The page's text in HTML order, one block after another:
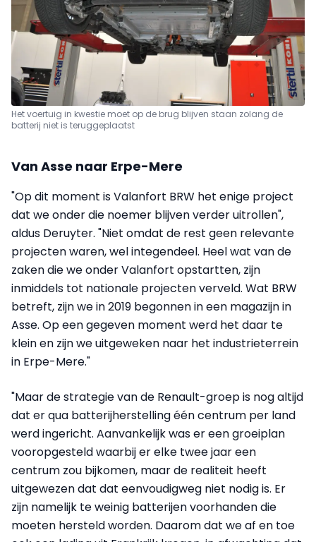
Het voertuig in kwestie moet op de brug blijven staan zolang de
batterij niet is teruggeplaatst
Van Asse naar Erpe-Mere
"Op dit moment is Valanfort BRW het enige project
dat we onder die noemer blijven verder uitrollen",
aldus Deruyter. "Niet omdat de rest geen relevante
projecten waren, wel integendeel. Heel wat van de
zaken die we onder Valanfort opstartten, zijn
inmiddels tot nationale projecten verveld. Wat BRW
betreft, zijn we in 2019 begonnen in een magazijn in
Asse. Op een gegeven moment werd het daar te
klein en zijn we uitgeweken naar het industrieterrein
in Erpe-Mere."
"Maar de strategie van de Renault-groep is nog altijd
dat er qua batterijherstelling één centrum per land
werd ingericht. Aanvankelijk was er een groeiplan
vooropgesteld waarbij er elke twee jaar een
centrum zou bijkomen, maar de realiteit heeft
uitgewezen dat dat eenvoudigweg niet nodig is. Er
zijn namelijk te weinig batterijen voorhanden die
moeten hersteld worden. Daarom dat we af en toe